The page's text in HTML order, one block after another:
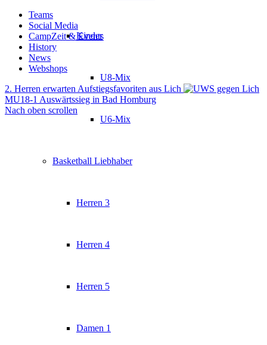
Kinder
U8-Mix
U6-Mix
Basketball Liebhaber
Herren 3
Herren 4
Herren 5
Damen 1
Teams
Social Media
CampZeit & Events
History
News
Webshops
2. Herren erwarten Aufstiegsfavoriten aus Lich
MU18-1 Auswärtssieg in Bad Homburg
Nach oben scrollen